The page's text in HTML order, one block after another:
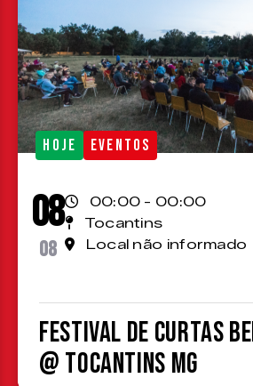
HOJE EVENTOS
08
08
00:00 - 00:00
Tocantins
Local não informado
Festival de Curtas
@ Tocantins MG